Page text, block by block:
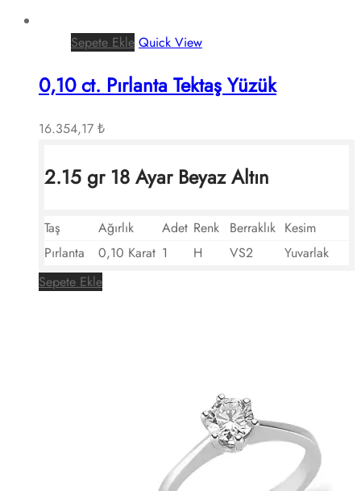
Sepete Ekle Quick View
0,10 ct. Pırlanta Tektaş Yüzük
16.354,17 ₺
2.15 gr 18 Ayar Beyaz Altın
Taş Ağırlık Adet Renk Berraklık Kesim
Pırlanta
0,10 Karat 1 H VS2
Yuvarlak
Sepete Ekle